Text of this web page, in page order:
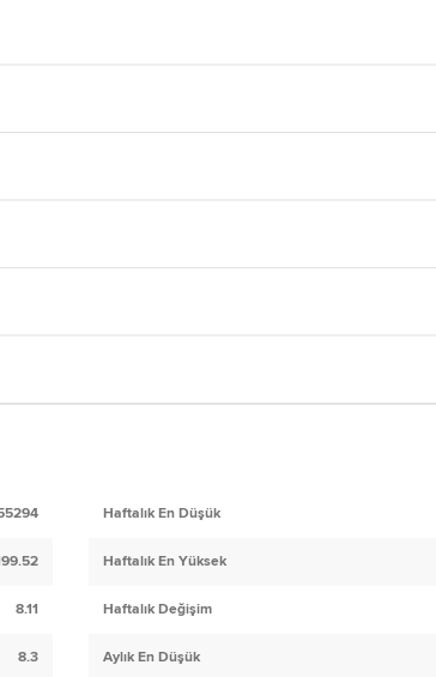
8.11
8.3
Haftalık En Düşük
Haftalık En Yüksek
Haftalık Değişim
Aylık En Düşük